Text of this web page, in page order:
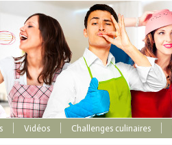
Vidéos Challenges culinaires